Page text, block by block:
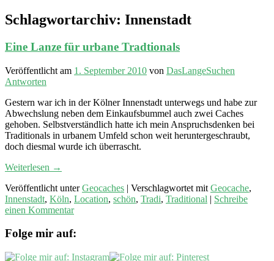
Schlagwortarchiv: Innenstadt
Eine Lanze für urbane Tradtionals
Veröffentlicht am 1. September 2010 von DasLangeSuchen
Antworten
Gestern war ich in der Kölner Innenstadt unterwegs und habe zur
Abwechslung neben dem Einkaufsbummel auch zwei Caches
gehoben. Selbstverständlich hatte ich mein Anspruchsdenken bei
Traditionals in urbanem Umfeld schon weit heruntergeschraubt,
doch diesmal wurde ich überrascht.
Weiterlesen →
Veröffentlicht unter Geocaches | Verschlagwortet mit Geocache,
Innenstadt, Köln, Location, schön, Tradi, Traditional | Schreibe
einen Kommentar
Folge mir auf: